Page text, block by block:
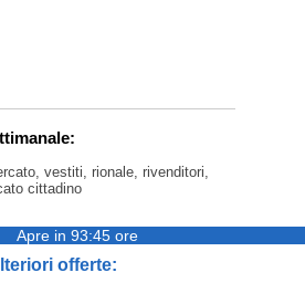
vestiti, rionale, rivenditori,
cittadino
Apre in 93:45 ore
offerte: